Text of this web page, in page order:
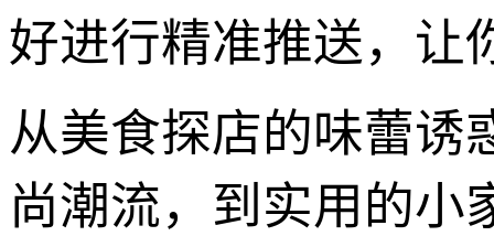
好进行精准推送，让
从美食探店的味蕾诱
尚潮流，到实用的小